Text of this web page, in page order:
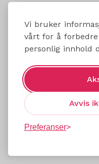
Vi bruker
vårt for å
personlig innhold
Avvis
Preferanser